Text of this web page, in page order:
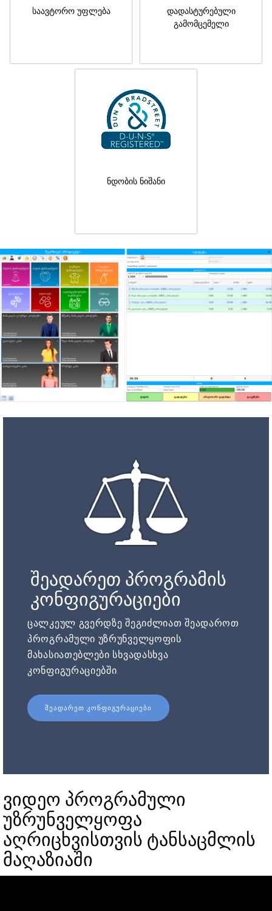
საავტორო უფლება
დადასტურებული
გამომცემელი
ნდობის ნიშანი
შეადარეთ პროგრამის
კონფიგურაციები
ცალკეულ გვერდზე შეგიძლიათ შეადაროთ
პროგრამული უზრუნველყოფის
მახასიათებლები სხვადასხვა
კონფიგურაციებში.
ᲨᲔᲐᲓᲐᲠᲔᲗ ᲙᲝᲜᲤᲘᲒᲣᲠᲐᲪᲘᲔᲑᲘ
ვიდეო პროგრამული
უზრუნველყოფა
აღრიცხვისთვის ტანსაცმლის
მაღაზიაში